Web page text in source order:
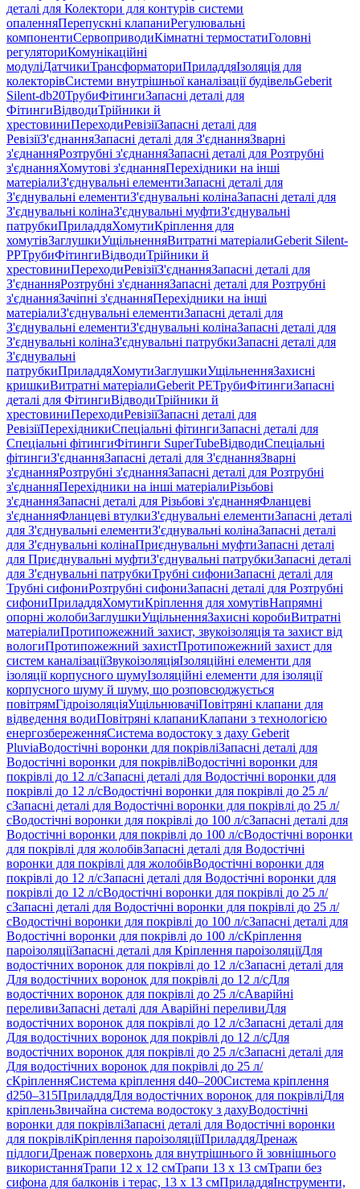
деталі для Колектори для контурів системи
опаленняПерепускні клапаниРегулювальні
компонентиСервоприводиКімнатні термостатиГоловні
регуляториКомунікаційні
модуліДатчикиТрансформаториПриладдяІзоляція для
колекторівСистеми внутрішньої каналізації будівельGeberit
Silent-db20ТрубиФітингиЗапасні деталі для
ФітингиВідводиТрійники й
хрестовиниПереходиРевізіїЗапасні деталі для
РевізіїЗ'єднанняЗапасні деталі для З'єднанняЗварні
з'єднанняРозтрубні з'єднанняЗапасні деталі для Розтрубні
з'єднанняХомутові з'єднанняПерехідники на інші
матеріалиЗ'єднувальні елементиЗапасні деталі для
З'єднувальні елементиЗ'єднувальні колінаЗапасні деталі для
З'єднувальні колінаЗ'єднувальні муфтиЗ'єднувальні
патрубкиПриладдяХомутиКріплення для
хомутівЗаглушкиУщільненняВитратні матеріалиGeberit Silent-
PPТрубиФітингиВідводиТрійники й
хрестовиниПереходиРевізіїЗ'єднанняЗапасні деталі для
З'єднанняРозтрубні з'єднанняЗапасні деталі для Розтрубні
з'єднанняЗачіпні з'єднанняПерехідники на інші
матеріалиЗ'єднувальні елементиЗапасні деталі для
З'єднувальні елементиЗ'єднувальні колінаЗапасні деталі для
З'єднувальні колінаЗ'єднувальні патрубкиЗапасні деталі для
З'єднувальні
патрубкиПриладдяХомутиЗаглушкиУщільненняЗахисні
кришкиВитратні матеріалиGeberit PEТрубиФітингиЗапасні
деталі для ФітингиВідводиТрійники й
хрестовиниПереходиРевізіїЗапасні деталі для
РевізіїПерехідникиСпеціальні фітингиЗапасні деталі для
Спеціальні фітингиФітинги SuperTubeВідводиСпеціальні
фітингиЗ'єднанняЗапасні деталі для З'єднанняЗварні
з'єднанняРозтрубні з'єднанняЗапасні деталі для Розтрубні
з'єднанняПерехідники на інші матеріалиРізьбові
з'єднанняЗапасні деталі для Різьбові з'єднанняФланцеві
з'єднанняФланцеві втулкиЗ'єднувальні елементиЗапасні деталі
для З'єднувальні елементиЗ'єднувальні колінаЗапасні деталі
для З'єднувальні колінаПриєднувальні муфтиЗапасні деталі
для Приєднувальні муфтиЗ'єднувальні патрубкиЗапасні деталі
для З'єднувальні патрубкиТрубні сифониЗапасні деталі для
Трубні сифониРозтрубні сифониЗапасні деталі для Розтрубні
сифониПриладдяХомутиКріплення для хомутівНапрямні
опорні жолобиЗаглушкиУщільненняЗахисні коробиВитратні
матеріалиПротипожежний захист, звукоізоляція та захист від
вологиПротипожежний захистПротипожежний захист для
систем каналізаціїЗвукоізоляціяІзоляційні елементи для
ізоляції корпусного шумуІзоляційні елементи для ізоляції
корпусного шуму й шуму, що розповсюджується
повітрямГідроізоляціяУщільнювачіПовітряні клапани для
відведення водиПовітряні клапаниКлапани з технологією
енергозбереженняСистема водостоку з даху Geberit
PluviaВодостічні воронки для покрівліЗапасні деталі для
Водостічні воронки для покрівліВодостічні воронки для
покрівлі до 12 л/сЗапасні деталі для Водостічні воронки для
покрівлі до 12 л/сВодостічні воронки для покрівлі до 25 л/
сЗапасні деталі для Водостічні воронки для покрівлі до 25 л/
сВодостічні воронки для покрівлі до 100 л/сЗапасні деталі для
Водостічні воронки для покрівлі до 100 л/сВодостічні воронки
для покрівлі для жолобівЗапасні деталі для Водостічні
воронки для покрівлі для жолобівВодостічні воронки для
покрівлі до 12 л/сЗапасні деталі для Водостічні воронки для
покрівлі до 12 л/сВодостічні воронки для покрівлі до 25 л/
сЗапасні деталі для Водостічні воронки для покрівлі до 25 л/
сВодостічні воронки для покрівлі до 100 л/сЗапасні деталі для
Водостічні воронки для покрівлі до 100 л/сКріплення
пароізоляціїЗапасні деталі для Кріплення пароізоляціїДля
водостічних воронок для покрівлі до 12 л/сЗапасні деталі для
Для водостічних воронок для покрівлі до 12 л/сДля
водостічних воронок для покрівлі до 25 л/сАварійні
переливиЗапасні деталі для Аварійні переливиДля
водостічних воронок для покрівлі до 12 л/сЗапасні деталі для
Для водостічних воронок для покрівлі до 12 л/сДля
водостічних воронок для покрівлі до 25 л/сЗапасні деталі для
Для водостічних воронок для покрівлі до 25 л/
сКріпленняСистема кріплення d40–200Система кріплення
d250–315ПриладдяДля водостічних воронок для покрівліДля
кріпленьЗвичайна система водостоку з дахуВодостічні
воронки для покрівліЗапасні деталі для Водостічні воронки
для покрівліКріплення пароізоляціїПриладдяДренаж
підлогиДренаж поверхонь для внутрішнього й зовнішнього
використанняТрапи 12 x 12 смТрапи 13 x 13 смТрапи без
сифона для балконів і терас, 13 x 13 смПриладдяІнструменти,